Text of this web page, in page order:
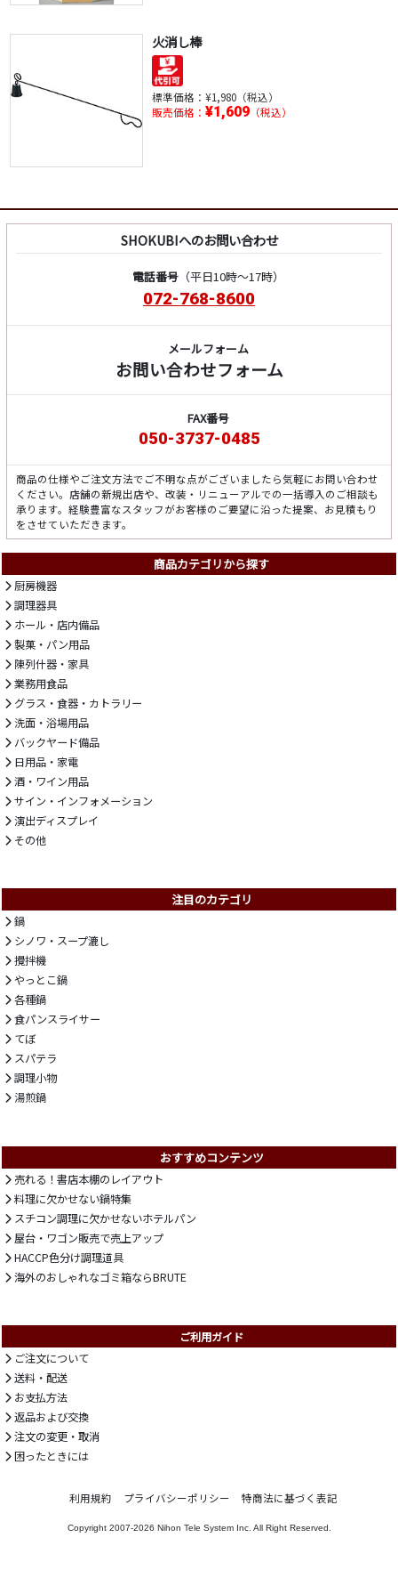
火消し棒
標準価格： ¥1,980（税込）
販売価格： ¥1,609（税込）
SHOKUBIへのお問い合わせ
電話番号（平日10時～17時）
072-768-8600
メールフォーム
お問い合わせフォーム
FAX番号
050-3737-0485
商品の仕様やご注文方法でご不明な点がございましたら気軽にお問い合わせ
ください。店舗の新規出店や、改装・リニューアルでの一括導入のご相談も
承ります。経験豊富なスタッフがお客様のご要望に沿った提案、お見積もり
をさせていただきます。
商品カテゴリから探す
厨房機器
調理器具
ホール・店内備品
製菓・パン用品
陳列什器・家具
業務用食品
グラス・食器・カトラリー
洗面・浴場用品
バックヤード備品
日用品・家電
酒・ワイン用品
サイン・インフォメーション
演出ディスプレイ
その他
注目のカテゴリ
鍋
シノワ・スープ漉し
攪拌機
やっとこ鍋
各種鍋
食パンスライサー
てぼ
スパテラ
調理小物
湯煎鍋
おすすめコンテンツ
売れる！書店本棚のレイアウト
料理に欠かせない鍋特集
スチコン調理に欠かせないホテルパン
屋台・ワゴン販売で売上アップ
HACCP色分け調理道具
海外のおしゃれなゴミ箱ならBRUTE
ご利用ガイド
ご注文について
送料・配送
お支払方法
返品および交換
注文の変更・取消
困ったときには
利用規約 プライバシーポリシー 特商法に基づく表記
Copyright 2007-2026 Nihon Tele System Inc. All Right Reserved.